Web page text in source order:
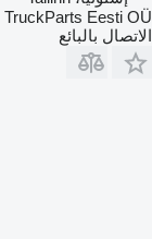
TruckParts Eesti OÜ
الاتصال بالبائع